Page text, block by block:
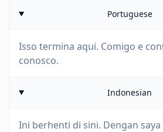
Portuguese
Isso termina aqui. Comigo e
conosco.
Indonesian
Ini berhenti di sini. Dengan